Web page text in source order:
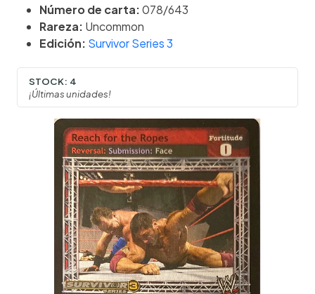
Número de carta:078/643
Rareza: Uncommon
Edición: Survivor Series 3
STOCK: 4
¡Últimas unidades!